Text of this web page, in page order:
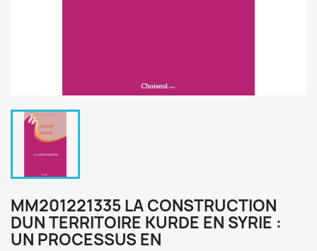
MM201221335 LA CONSTRUCTION
DUN TERRITOIRE KURDE EN SYRIE :
UN PROCESSUS EN